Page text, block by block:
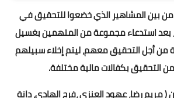
من بين المشاهير الذي خضعوا للتحقيق في
بعد استدعاء مجموعة من المتهمين بغسيل
من أجل التحقيق معهم، ليتم إخلاء سبيلهم
التحقيق بكفالات مالية مختلفة.
( مريم رضا، عهود العنزي ،فرح الهادي، دانة